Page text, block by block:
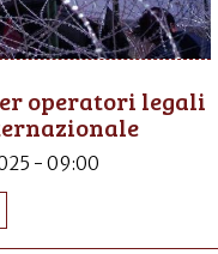
operatori legali
- 09:00